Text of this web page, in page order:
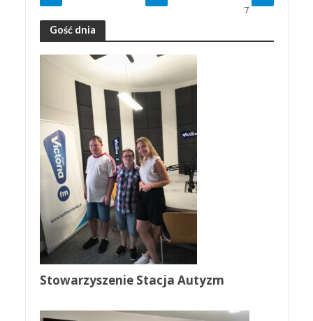
7
Gość dnia
Stowarzyszenie Stacja Autyzm